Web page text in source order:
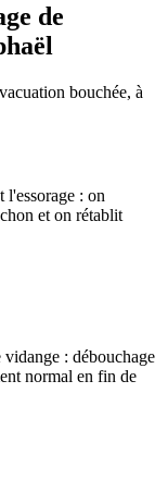
de
bouchée, à
l'essorage : on
et on rétablit
: débouchage
normal en fin de